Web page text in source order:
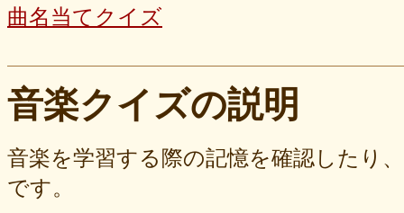
曲名当てクイズ
音楽クイズの説明
音楽を学習する際の記憶を確認したり
です。